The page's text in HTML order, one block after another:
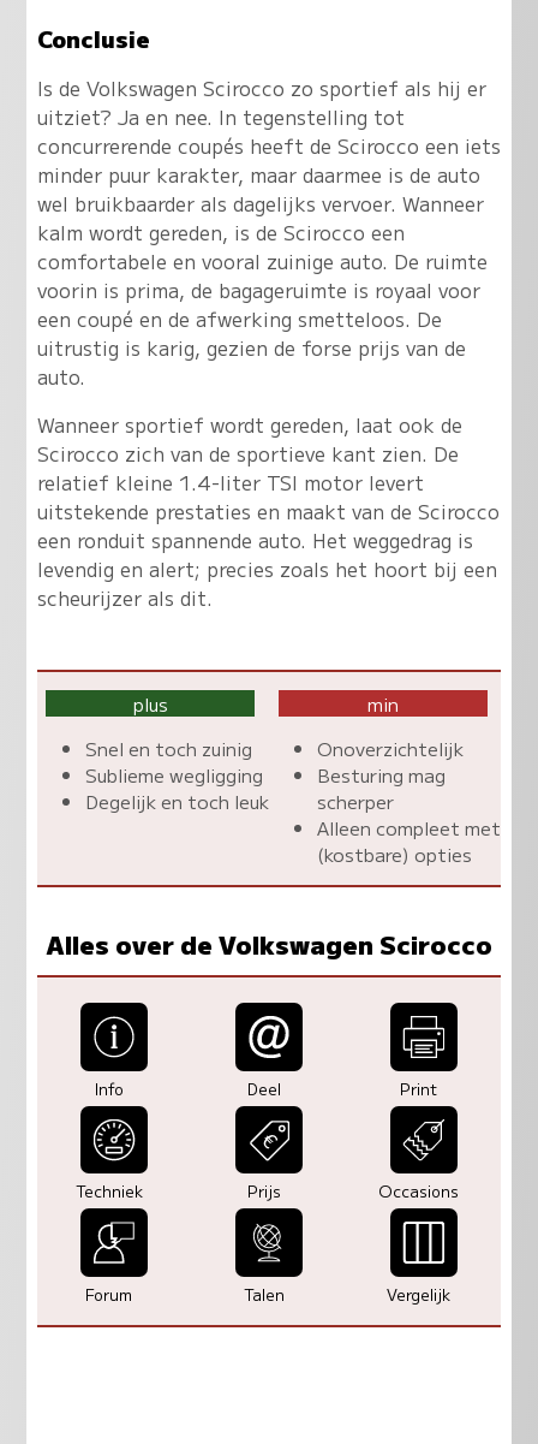
Conclusie
Is de Volkswagen Scirocco zo sportief als hij er
uitziet? Ja en nee. In tegenstelling tot
concurrerende coupés heeft de Scirocco een iets
minder puur karakter, maar daarmee is de auto
wel bruikbaarder als dagelijks vervoer. Wanneer
kalm wordt gereden, is de Scirocco een
comfortabele en vooral zuinige auto. De ruimte
voorin is prima, de bagageruimte is royaal voor
een coupé en de afwerking smetteloos. De
uitrustig is karig, gezien de forse prijs van de
auto.
Wanneer sportief wordt gereden, laat ook de
Scirocco zich van de sportieve kant zien. De
relatief kleine 1.4-liter TSI motor levert
uitstekende prestaties en maakt van de Scirocco
een ronduit spannende auto. Het weggedrag is
levendig en alert; precies zoals het hoort bij een
scheurijzer als dit.
plus
Snel en toch zuinig
Sublieme wegligging
Degelijk en toch leuk
min
Onoverzichtelijk
Besturing mag
scherper
Alleen compleet met
(kostbare) opties
Alles over de Volkswagen Scirocco
Info Deel Print
Techniek Prijs Occasions
Forum Talen Vergelijk